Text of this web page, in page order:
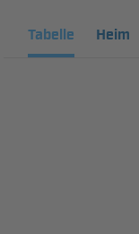
Tabelle Heim